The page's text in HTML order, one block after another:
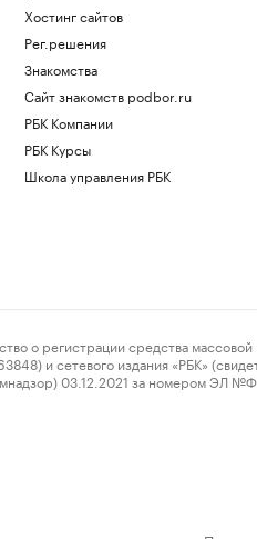
Хостинг сайтов
Рег.решения
Знакомства
Сайт знакомств podbor.ru
РБК Компании
РБК Курсы
Школа управления РБК
о регистрации средства
и сетевого издания «РБК»
03.12.2021 за номером ЭЛ